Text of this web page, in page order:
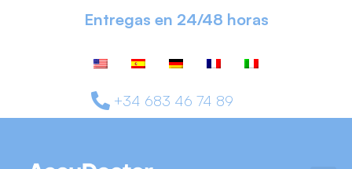
Entregas en 24/48 horas
+34 683 46 74 89